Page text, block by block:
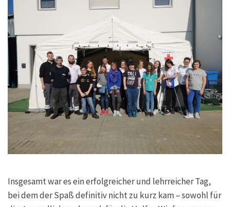
Ins­ge­samt war es ein erfolg­rei­cher und lehr­rei­cher Tag,
bei dem der Spaß defi­ni­tiv nicht zu kurz kam – sowohl für